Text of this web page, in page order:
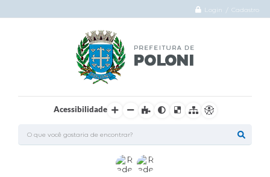
Login / Cadastro
Acessibilidade